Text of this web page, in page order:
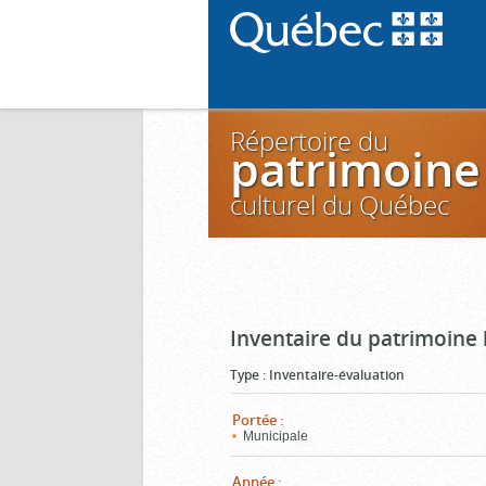
Répertoire du
patrimoine
culturel du Québec
Inventaire du patrimoine
Type : Inventaire-évaluation
Portée :
Municipale